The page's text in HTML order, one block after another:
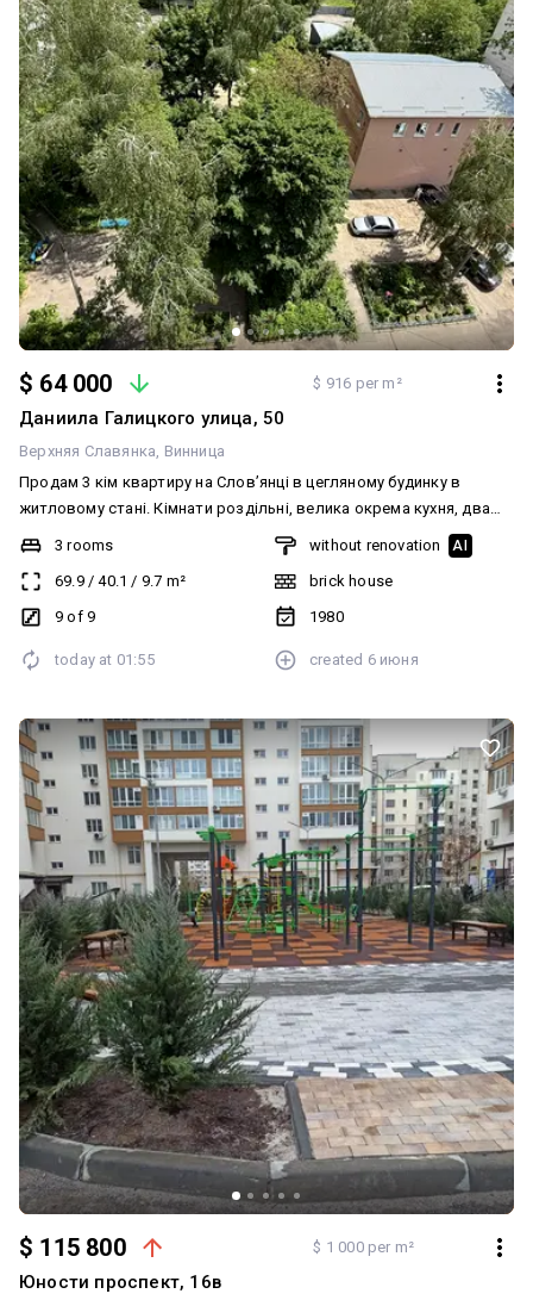
$ 64 000 $ 916 per m²
Даниила Галицкого улица, 50
Верхняя Славянка Винница
Продам 3 кім квартиру на Словʼянці в цегляному будинку в
житловому стані. Кімнати роздільні, велика окрема кухня, два
балкони та великий техповерх зверху , що використовувався
господарями , там облаштована окрема кімната Хороший та
достойний варіант квартири як для себе , так і під інвестицію !
Телефонуйте, деталі по телефону
3 rooms
69.9/40.1 / 9.7 m²
9 of 9
without renovation AI
brick house
1980
today at 01:55 created 6 июня
$ 115 800 $ 1 000 per m²
Юности проспект, 16в